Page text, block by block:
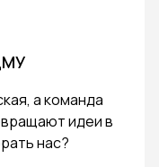
а команда
идеи в
нас?